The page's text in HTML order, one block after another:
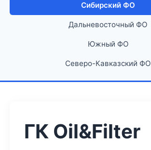
Сибирский ФО
Дальневосточный ФО
Южный ФО
Северо-Кавказский ФО
ГК Oil&Filter